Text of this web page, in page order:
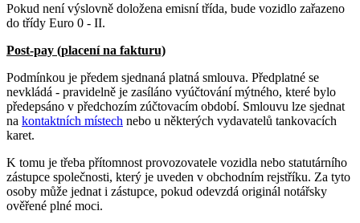
Pokud není výslovně doložena emisní třída, bude vozidlo zařazeno
do třídy Euro 0 - II.
Post-pay (placení na fakturu)
Podmínkou je předem sjednaná platná smlouva. Předplatné se
nevkládá - pravidelně je zasíláno vyúčtování mýtného, které bylo
předepsáno v předchozím zúčtovacím období. Smlouvu lze sjednat
na kontaktních místech nebo u některých vydavatelů tankovacích
karet.
K tomu je třeba přítomnost provozovatele vozidla nebo statutárního
zástupce společnosti, který je uveden v obchodním rejstříku. Za tyto
osoby může jednat i zástupce, pokud odevzdá originál notářsky
ověřené plné moci.